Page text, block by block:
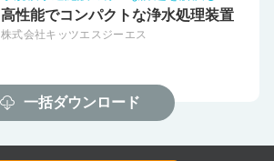
高性能でコンパクトな浄水処理装置
株式会社キッツエスジーエス
一括ダウンロード